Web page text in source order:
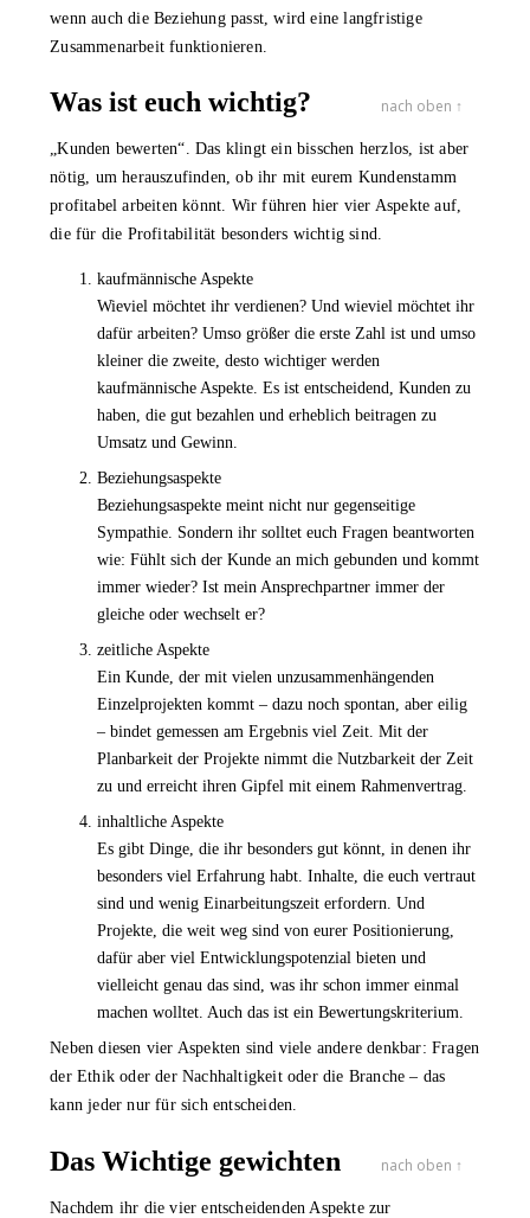
wenn auch die Beziehung passt, wird eine langfristige
Zusammenarbeit funktionieren.
Was ist euch wichtig? nach oben ↑
„Kunden bewerten“. Das klingt ein bisschen herzlos, ist aber
nötig, um herauszufinden, ob ihr mit eurem Kundenstamm
profitabel arbeiten könnt. Wir führen hier vier Aspekte auf,
die für die Profitabilität besonders wichtig sind.
kaufmännische Aspekte
Wieviel möchtet ihr verdienen? Und wieviel möchtet ihr
dafür arbeiten? Umso größer die erste Zahl ist und umso
kleiner die zweite, desto wichtiger werden
kaufmännische Aspekte. Es ist entscheidend, Kunden zu
haben, die gut bezahlen und erheblich beitragen zu
Umsatz und Gewinn.
Beziehungsaspekte
Beziehungsaspekte meint nicht nur gegenseitige
Sympathie. Sondern ihr solltet euch Fragen beantworten
wie: Fühlt sich der Kunde an mich gebunden und kommt
immer wieder? Ist mein Ansprechpartner immer der
gleiche oder wechselt er?
zeitliche Aspekte
Ein Kunde, der mit vielen unzusammenhängenden
Einzelprojekten kommt – dazu noch spontan, aber eilig
– bindet gemessen am Ergebnis viel Zeit. Mit der
Planbarkeit der Projekte nimmt die Nutzbarkeit der Zeit
zu und erreicht ihren Gipfel mit einem Rahmenvertrag.
inhaltliche Aspekte
Es gibt Dinge, die ihr besonders gut könnt, in denen ihr
besonders viel Erfahrung habt. Inhalte, die euch vertraut
sind und wenig Einarbeitungszeit erfordern. Und
Projekte, die weit weg sind von eurer Positionierung,
dafür aber viel Entwicklungspotenzial bieten und
vielleicht genau das sind, was ihr schon immer einmal
machen wolltet. Auch das ist ein Bewertungskriterium.
Neben diesen vier Aspekten sind viele andere denkbar: Fragen
der Ethik oder der Nachhaltigkeit oder die Branche – das
kann jeder nur für sich entscheiden.
Das Wichtige gewichten nach oben ↑
Nachdem ihr die vier entscheidenden Aspekte zur